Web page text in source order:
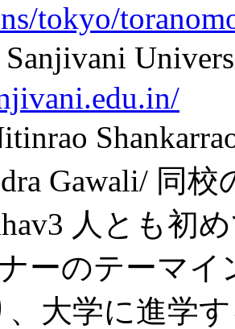
tokyo/
Sanjivani
Gawali/ 同
人とも初
ーのテーマ
、大学に進学